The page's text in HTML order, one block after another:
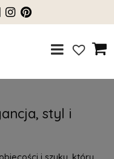
styl i
i szyku, który